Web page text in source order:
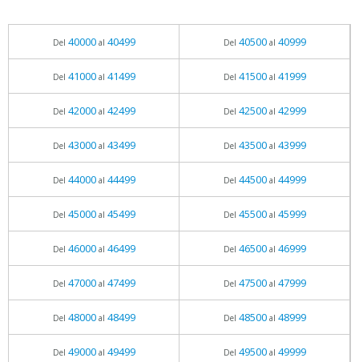
Del 40000al 40499 Del 40500al 40999
Del 41000al 41499 Del 41500al 41999
Del 42000al 42499 Del 42500al 42999
Del 43000al 43499 Del 43500al 43999
Del 44000al 44499 Del 44500al 44999
Del 45000al 45499 Del 45500al 45999
Del 46000al 46499 Del 46500al 46999
Del 47000al 47499 Del 47500al 47999
Del 48000al 48499 Del 48500al 48999
Del 49000al 49499 Del 49500al 49999